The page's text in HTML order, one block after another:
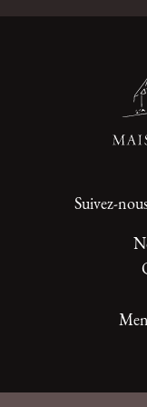
Suivez-